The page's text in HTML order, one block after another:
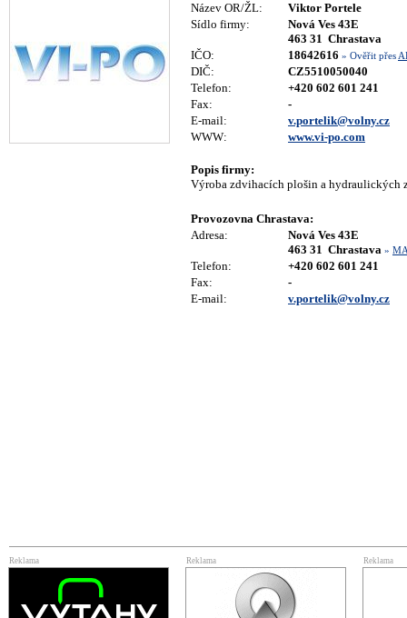
Název OR/ŽL:
Viktor Portele
Sídlo firmy:
Nová Ves 43E
463 31 Chrastava
IČO:
18642616 » Ověřit přes
DIČ:
CZ5510050040
Telefon:
+420 602 601 241
Fax:
-
E-mail:
v.portelik@volny.cz
WWW:
www.vi-po.com
Popis firmy:
Výroba zdvihacích plošin a hydraulických
Provozovna Chrastava:
Adresa:
Nová Ves 43E
463 31 Chrastava »
Telefon:
+420 602 601 241
Fax:
-
E-mail:
v.portelik@volny.cz
Reklama Reklama Reklama